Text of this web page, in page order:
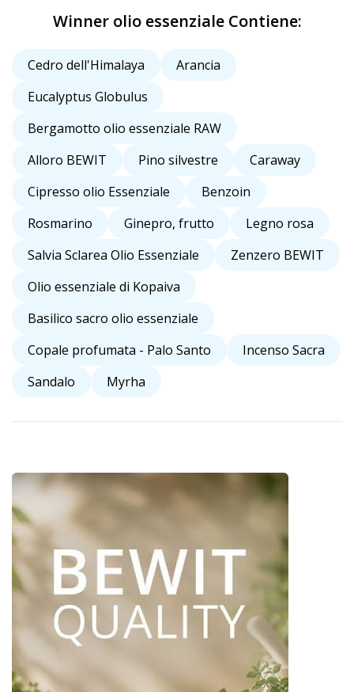
Winner olio essenziale Contiene:
Cedro dell'Himalaya
Arancia
Eucalyptus Globulus
Bergamotto olio essenziale RAW
Alloro BEWIT
Pino silvestre
Caraway
Cipresso olio Essenziale
Benzoin
Rosmarino
Ginepro, frutto
Legno rosa
Salvia Sclarea Olio Essenziale
Zenzero BEWIT
Olio essenziale di Kopaiva
Basilico sacro olio essenziale
Copale profumata - Palo Santo
Incenso Sacra
Sandalo
Myrha